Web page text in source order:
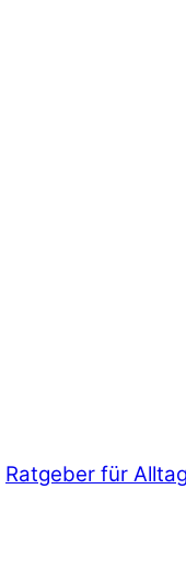
Ratgeber für